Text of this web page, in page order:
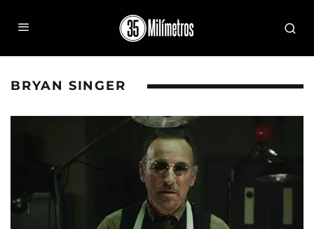
BRYAN SINGER